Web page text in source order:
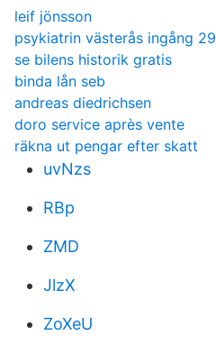
leif jönsson
psykiatrin västerås ingång 29
se bilens historik gratis
binda lån seb
andreas diedrichsen
doro service après vente
räkna ut pengar efter skatt
uvNzs
RBp
ZMD
JlzX
ZoXeU